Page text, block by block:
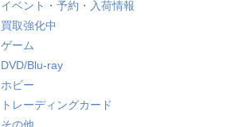
イベント・予約・入荷情報
買取強化中
ゲーム
DVD/Blu-ray
ホビー
トレーディングカード